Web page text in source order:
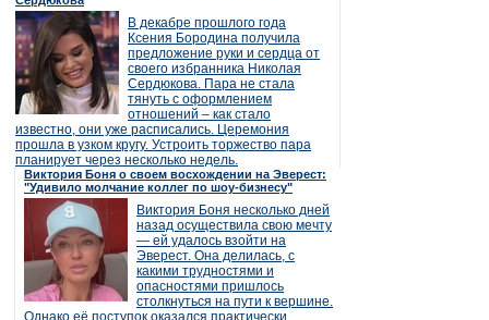
В декабре прошлого года
Ксения Бородина получила
предложение руки и сердца от
своего избранника Николая
Сердюкова. Пара не стала
тянуть с оформлением
отношений – как стало
известно, они уже расписались. Церемония
прошла в узком кругу. Устроить торжество пара
планирует через несколько недель.
Виктория Боня о своем восхождении на Эверест:
"Удивило молчание коллег по шоу-бизнесу"
Виктория Боня несколько дней
назад осуществила свою мечту
— ей удалось взойти на
Эверест. Она делилась, с
какими трудностями и
опасностями пришлось
столкнуться на пути к вершине.
Однако её поступок оказался практически